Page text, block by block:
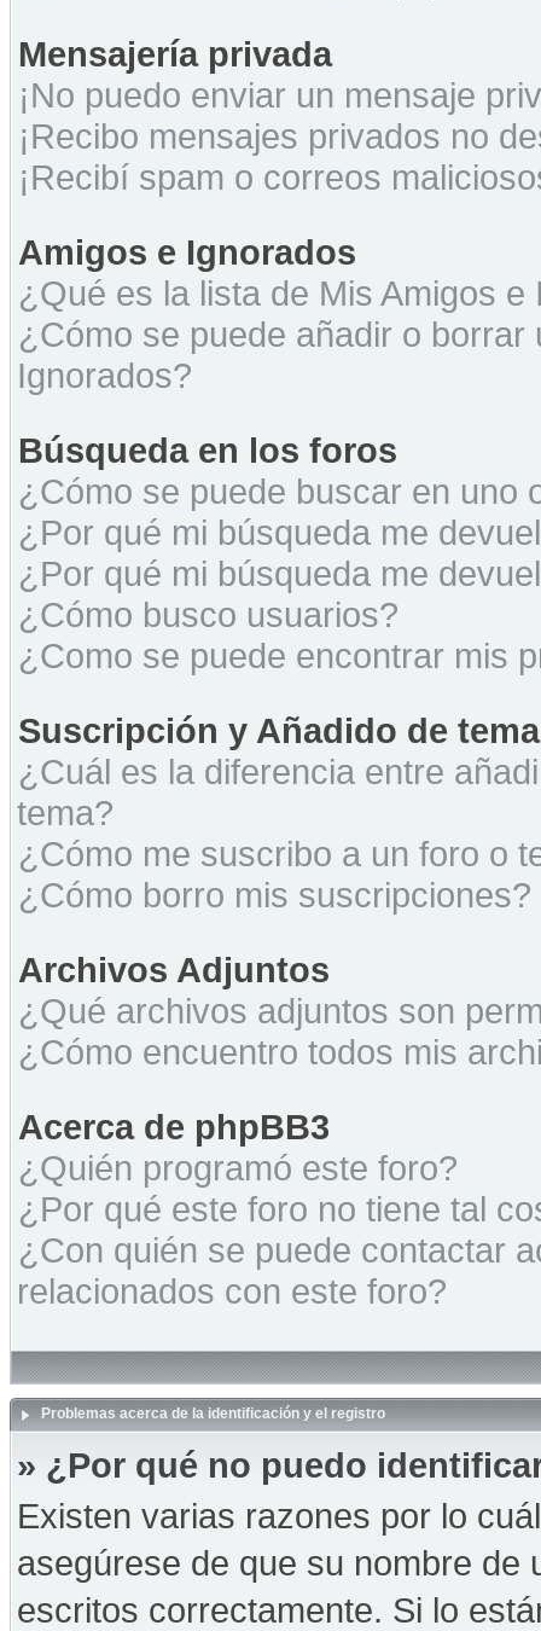
Mensajería privada
¡No puedo enviar un mensaje
¡Recibo mensajes privados no
¡Recibí spam o correos
Amigos e Ignorados
¿Qué es la lista de Mis Amigos e
¿Cómo se puede añadir o
Ignorados?
Búsqueda en los foros
¿Cómo se puede buscar en uno
¿Por qué mi búsqueda me
¿Por qué mi búsqueda me
¿Cómo busco usuarios?
¿Como se puede encontrar mis
Suscripción y Añadido de
¿Cuál es la diferencia entre
tema?
¿Cómo me suscribo a un foro o
¿Cómo borro mis suscripciones?
Archivos Adjuntos
¿Qué archivos adjuntos son
¿Cómo encuentro todos mis
Acerca de phpBB3
¿Quién programó este foro?
¿Por qué este foro no tiene tal
¿Con quién se puede contactar
relacionados con este foro?
Problemas acerca de la identificación y el registro
» ¿Por qué no puedo
Existen varias razones por lo
asegúrese de que su nombre
escritos correctamente. Si lo